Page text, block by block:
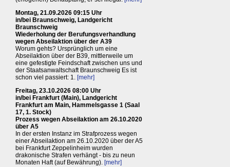
Montag, 21.09.2026 09:15 Uhr
in/bei Braunschweig, Landgericht
Braunschweig
Wiederholung der Berufungsverhandlung
wegen Abseilaktion über der A39
Worum gehts? Ursprünglich um eine
Abseilaktion über der B39, mittlerweile um
eine gefestigte Feindschaft zwischen uns und
der Staatsanwaltschaft Braunschweig Es ist
schon viel passiert: 1. [mehr]
Freitag, 23.10.2026 08:00 Uhr
in/bei Frankfurt (Main), Landgericht
Frankfurt am Main, Hammelsgasse 1 (Saal
17, 1. Stock)
Prozess wegen Abseilaktion am 26.10.2020
über A5
In der ersten Instanz im Strafprozess wegen
einer Abseilaktion am 26.10.2020 über der A5
bei Frankfurt Zeppelinheim wurden
drakonische Strafen verhängt - bis zu neun
Monaten Haft (auf Bewährung). [mehr]